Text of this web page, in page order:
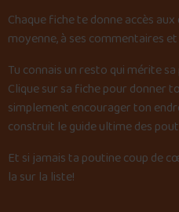
Chaque fiche te donne accès
moyenne, à ses commentaires
Tu connais un resto qui mérite
Clique sur sa fiche pour donner
simplement encourager ton
construit le guide ultime des
Et si jamais ta poutine coup de
la sur la liste!